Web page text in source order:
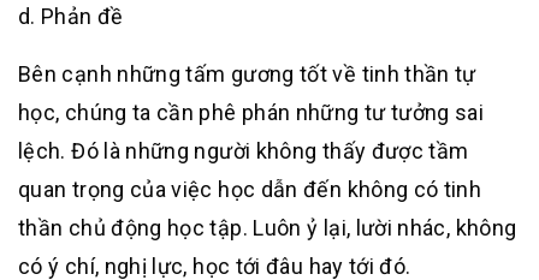
d. Phản đề
Bên cạnh những tấm gương tốt về tinh thần tự
học, chúng ta cần phê phán những tư tưởng sai
lệch. Đó là những người không thấy được tầm
quan trọng của việc học dẫn đến không có tinh
thần chủ động học tập. Luôn ỷ lại, lười nhác, không
có ý chí, nghị lực, học tới đâu hay tới đó.